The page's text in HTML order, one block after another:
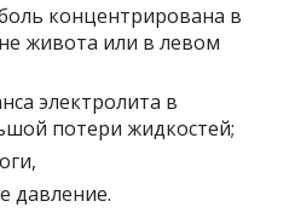
концентрирована в
живота или в левом
электролита в
потери жидкостей;
давление.